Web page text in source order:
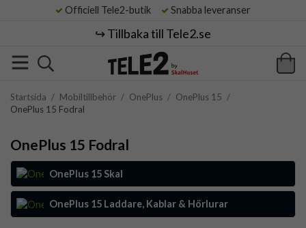
Officiell Tele2-butik Snabba leveranser
↪️ Tillbaka till Tele2.se
Startsida / Mobiltillbehör / OnePlus / OnePlus 15 /
OnePlus 15 Fodral
OnePlus 15 Fodral
OnePlus 15 Skal
OnePlus 15 Laddare, Kablar & Hörlurar